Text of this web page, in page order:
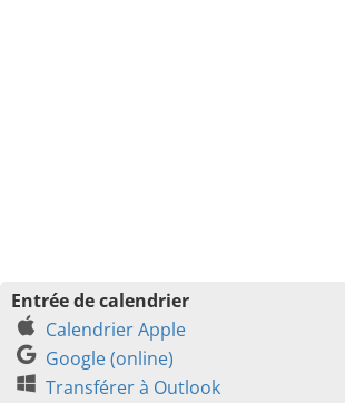
Entrée de calendrier
Calendrier Apple
Google (online)
Transférer à Outlook